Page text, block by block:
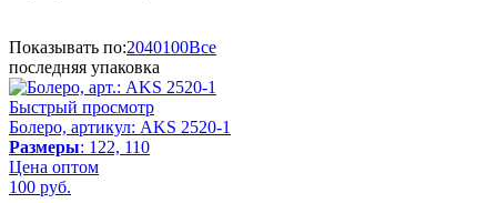
Показывать по:2040100Все
последняя упаковка
Быстрый просмотр
Болеро, артикул: AKS 2520-1
Размеры: 122, 110
Цена оптом
100 руб.